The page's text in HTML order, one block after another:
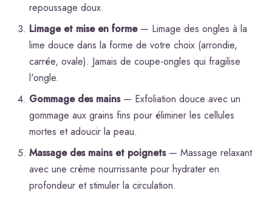
repoussage doux.
Limage et mise en forme— Limage des ongles à la
lime douce dans la forme de votre choix (arrondie,
carrée, ovale). Jamais de coupe-ongles qui fragilise
l'ongle.
Gommage des mains— Exfoliation douce avec un
gommage aux grains fins pour éliminer les cellules
mortes et adoucir la peau.
Massage des mains et poignets— Massage relaxant
avec une crème nourrissante pour hydrater en
profondeur et stimuler la circulation.